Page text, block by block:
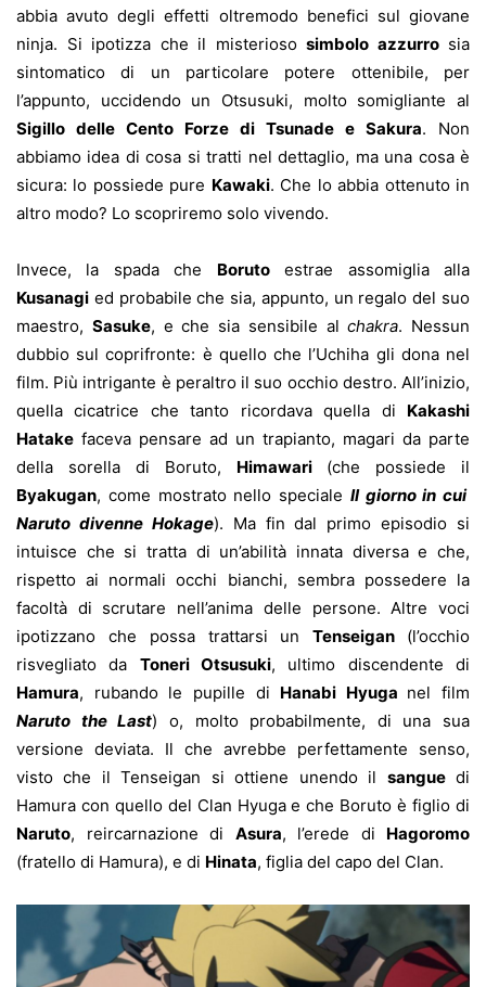
abbia avuto degli effetti oltremodo benefici sul giovane
ninja. Si ipotizza che il misterioso simbolo azzurrosia
sintomatico di un particolare potere ottenibile, per
l’appunto, uccidendo un Otsusuki, molto somigliante al
Sigillo delle Cento Forze di Tsunade e Sakura. Non
abbiamo idea di cosa si tratti nel dettaglio, ma una cosa è
sicura: lo possiede pure Kawaki. Che lo abbia ottenuto in
altro modo? Lo scopriremo solo vivendo.
Invece, la spada che Borutoestrae assomiglia alla
Kusanagi ed probabile che sia, appunto, un regalo del suo
maestro, Sasuke, e che sia sensibile alchakra. Nessun
dubbio sul coprifronte: è quello che l’Uchiha gli dona nel
film. Più intrigante è peraltro il suo occhio destro. All’inizio,
quella cicatrice che tanto ricordava quella di Kakashi
Hatake faceva pensare ad un trapianto, magari da parte
della sorella di Boruto, Himawari (che possiede il
Byakugan, come mostrato nello speciale Il giorno in cui
Naruto divenne Hokage). Ma fin dal primo episodio si
intuisce che si tratta di un’abilità innata diversa e che,
rispetto ai normali occhi bianchi, sembra possedere la
facoltà di scrutare nell’anima delle persone. Altre voci
ipotizzano che possa trattarsi unTenseigan (l’occhio
risvegliato da Toneri Otsusuki, ultimo discendente di
Hamura, rubando le pupille di Hanabi Hyuga nel film
Naruto the Last) o, molto probabilmente, di una sua
versione deviata. Il che avrebbe perfettamente senso,
visto che il Tenseigan si ottiene unendo il sanguedi
Hamura con quello del Clan Hyuga e che Boruto è figlio di
Naruto, reircarnazione di Asura, l’erede di Hagoromo
(fratello di Hamura), e di Hinata, figlia del capo del Clan.